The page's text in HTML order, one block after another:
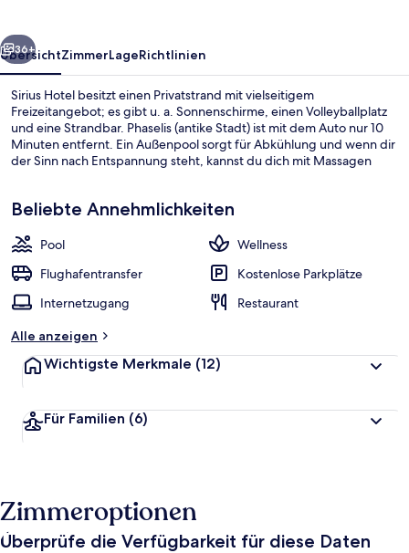
Außenpool, geöffnet von 07:00 Uhr
Weiter
36+
ÜbersichtZimmerLageRichtlinien
Sirius Hotel besitzt einen Privatstrand mit vielseitigem
Freizeitangebot; es gibt u. a. Sonnenschirme, einen Volleyballplatz
und eine Strandbar. Phaselis (antike Stadt) ist mit dem Auto nur 10
Minuten entfernt. Ein Außenpool sorgt für Abkühlung und wenn dir
der Sinn nach Entspannung steht, kannst du dich mit Massagen
Bar/Lounge an der richtigen Adresse. Ein kostenloser Kinderclub,
Highlights.
Beliebte Annehmlichkeiten
Pool
Wellness
Flughafentransfer
Kostenlose Parkplätze
Internetzugang
Restaurant
Alle anzeigen
Wichtigste Merkmale (12)
Für Familien (6)
Zimmeroptionen
Überprüfe die Verfügbarkeit für diese Daten